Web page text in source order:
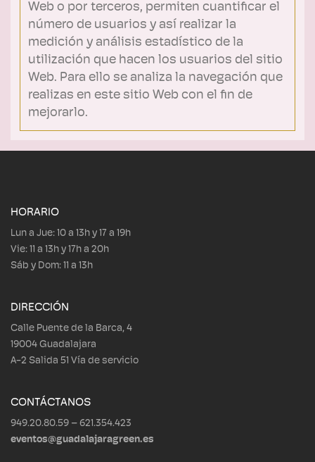
Web o por terceros, permiten cuantificar el
número de usuarios y así realizar la
medición y análisis estadístico de la
utilización que hacen los usuarios del sitio
Web. Para ello se analiza la navegación que
realizas en este sitio Web con el fin de
mejorarlo.
HORARIO
Lun a Jue: 10 a 13h y 17 a 19h
Vie: 11 a 13h y 17h a 20h
Sáb y Dom: 11 a 13h
DIRECCIÓN
Calle Puente de la Barca, 4
19004 Guadalajara
A-2 Salida 51 Vía de servicio
CONTÁCTANOS
949.20.80.59 – 621.354.423
eventos@guadalajaragreen.es